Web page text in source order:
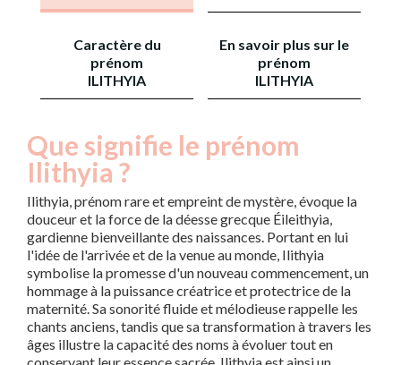
Caractère du
prénom
ILITHYIA
En savoir plus sur le
prénom
ILITHYIA
Que signifie le prénom
Ilithyia ?
Ilithyia, prénom rare et empreint de mystère, évoque la
douceur et la force de la déesse grecque Éileithyia,
gardienne bienveillante des naissances. Portant en lui
l'idée de l'arrivée et de la venue au monde, Ilithyia
symbolise la promesse d'un nouveau commencement, un
hommage à la puissance créatrice et protectrice de la
maternité. Sa sonorité fluide et mélodieuse rappelle les
chants anciens, tandis que sa transformation à travers les
âges illustre la capacité des noms à évoluer tout en